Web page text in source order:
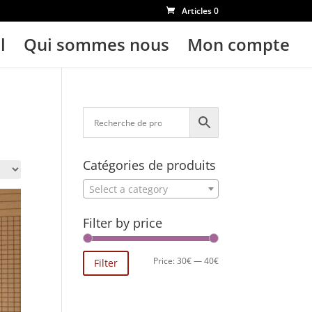
Articles 0
Qui sommes nous Mon compte
Catégories de produits
Select a category
Filter by price
Min
Max
Filter Price:30€—40€